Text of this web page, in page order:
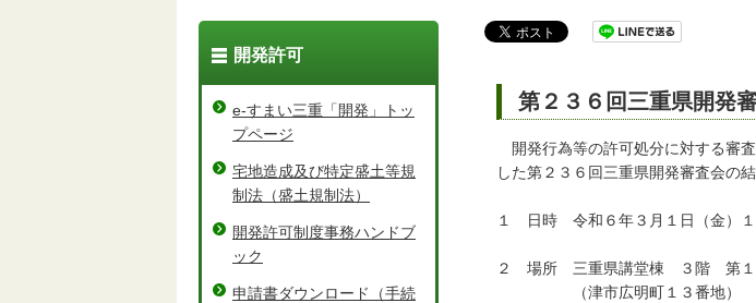
第２３６回三重県開発
開発行為等の許可処分に対する審
した第２３６回三重県開発審査会の
１ 日時 令和６年３月１日（金）１
２ 場所 三重県講堂棟 ３階 第１
（津市広明町１３番地）
開発許可
e-すまい三重「開発」トッ
プページ
宅地造成及び特定盛土等規
制法（盛土規制法）
開発許可制度事務ハンドブ
ック
申請書ダウンロード（手続